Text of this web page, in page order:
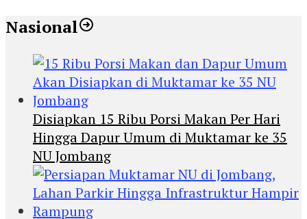
Nasional
Disiapkan 15 Ribu Porsi Makan Per Hari
Hingga Dapur Umum di Muktamar ke 35
NU Jombang